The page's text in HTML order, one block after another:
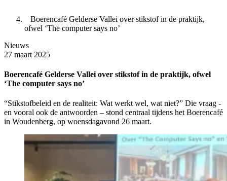
Boerencafé Gelderse Vallei over stikstof in de praktijk,
ofwel ‘The computer says no’
Nieuws
27 maart 2025
Boerencafé Gelderse Vallei over stikstof in de praktijk, ofwel
‘The computer says no’
“Stikstofbeleid en de realiteit: Wat werkt wel, wat niet?” Die vraag -
en vooral ook de antwoorden – stond centraal tijdens het Boerencafé
in Woudenberg, op woensdagavond 26 maart.